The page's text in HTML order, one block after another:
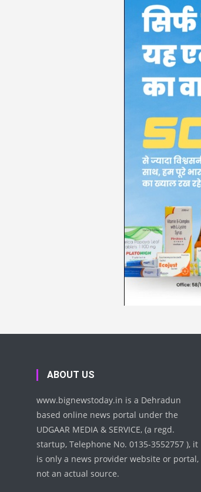
ABOUT US
www.bignewstoday.in is a Dehradun
based online news portal under the
UDGAAR MEDIA & SERVICE, (a regd.
startup, Telephone No. 0135-3552757 ), it
is only a news provider website or portal,
not an actual source.